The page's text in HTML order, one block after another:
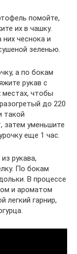
помойте,
их в чашку.
чеснока и
зеленью.
а по бокам
рукав с
местах, чтобы
до 220
такой
затем уменьшите
еще 1 час.
рукава,
По бокам
В процессе
и ароматом
легкий гарнир,